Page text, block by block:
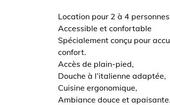
Location pour 2 à 4
Accessible et confortable
Spécialement conçu pour
confort.
Accès de plain-pied,
Douche à l’italienne adaptée,
Cuisine ergonomique,
Ambiance douce et apaisante.